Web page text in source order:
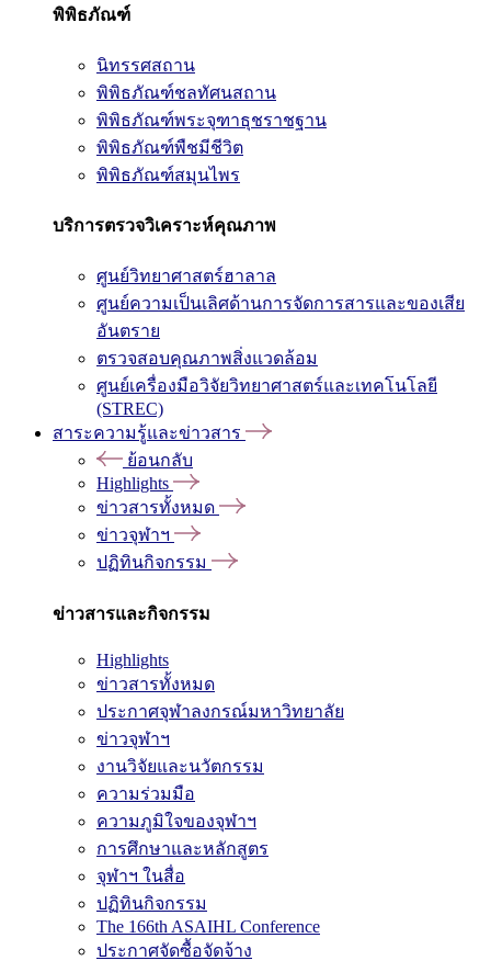
พิพิธภัณฑ์
นิทรรศสถาน
พิพิธภัณฑ์ชลทัศนสถาน
พิพิธภัณฑ์พระจุฑาธุชราชฐาน
พิพิธภัณฑ์พืชมีชีวิต
พิพิธภัณฑ์สมุนไพร
บริการตรวจวิเคราะห์คุณภาพ
ศูนย์วิทยาศาสตร์ฮาลาล
ศูนย์ความเป็นเลิศด้านการจัดการสารและของเสีย
อันตราย
ตรวจสอบคุณภาพสิ่งแวดล้อม
ศูนย์เครื่องมือวิจัยวิทยาศาสตร์และเทคโนโลยี
(STREC)
สาระความรู้และข่าวสาร
ย้อนกลับ
Highlights
ข่าวสารทั้งหมด
ข่าวจุฬาฯ
ปฏิทินกิจกรรม
ข่าวสารและกิจกรรม
Highlights
ข่าวสารทั้งหมด
ประกาศจุฬาลงกรณ์มหาวิทยาลัย
ข่าวจุฬาฯ
งานวิจัยและนวัตกรรม
ความร่วมมือ
ความภูมิใจของจุฬาฯ
การศึกษาและหลักสูตร
จุฬาฯ ในสื่อ
ปฏิทินกิจกรรม
The 166th ASAIHL Conference
ประกาศจัดซื้อจัดจ้าง